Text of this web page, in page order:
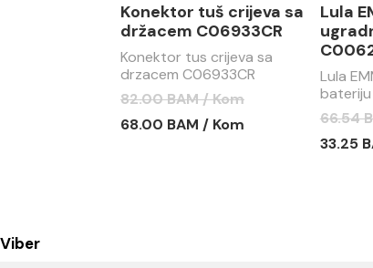
Konektor tuš crijeva sa
držacem C06933CR
Konektor tus crijeva sa
drzacem C06933CR
82.00 BAM / Kom
68.00 BAM / Kom
Lula
Lula
bateriju
66.54
33.25
Viber